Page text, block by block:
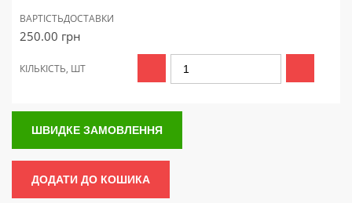
ВАРТІСТЬДОСТАВКИ
250.00 грн
КІЛЬКІСТЬ, ШТ
ШВИДКЕ ЗАМОВЛЕННЯ
ДОДАТИ ДО КОШИКА